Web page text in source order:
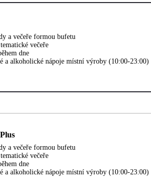
a večeře formou bufetu
večeře
dne
a alkoholické nápoje místní výroby (10:00-23:00)
a večeře formou bufetu
večeře
dne
a alkoholické nápoje místní výroby (10:00-23:00)